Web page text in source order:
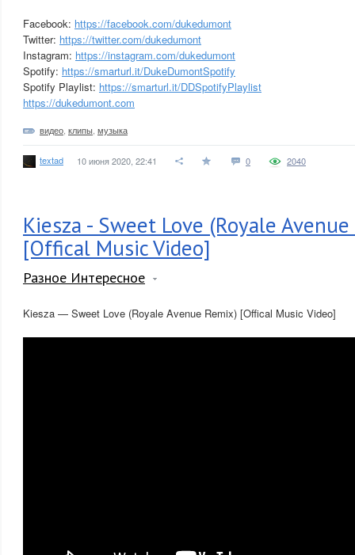
Facebook: https://facebook.com/dukedumont
Twitter: https://twitter.com/dukedumont
Instagram: https://instagram.com/dukedumont
Spotify: https://smarturl.it/DukeDumontSpotify
Spotify Playlist: https://smarturl.it/DDSpotifyPlaylist
https://dukedumont.com
видео клипы музыка
textad 10 июня 2020, 22:41 0 2040
Kiesza - Sweet Love (Royale
[Offical Music Video]
Разное Интересное
Kiesza — Sweet Love (Royale Avenue Remix) [Offical Music Video]